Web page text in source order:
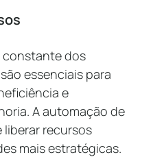
constante dos
essenciais para
e
A automação de
recursos
mais estratégicas.